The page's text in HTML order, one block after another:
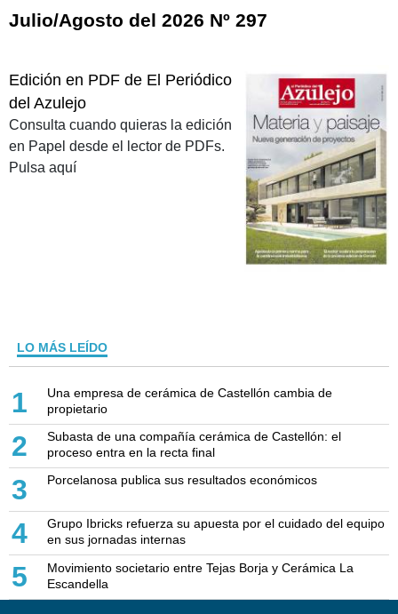
Julio/Agosto del 2026 Nº 297
Edición en PDF de El Periódico
del Azulejo
Consulta cuando quieras la edición
en Papel desde el lector de PDFs.
Pulsa aquí
LO MÁS LEÍDO
1
Una empresa de cerámica de Castellón cambia de
propietario
2
Subasta de una compañía cerámica de Castellón: el
proceso entra en la recta final
3 Porcelanosa publica sus resultados económicos
4
Grupo Ibricks refuerza su apuesta por el cuidado del equipo
en sus jornadas internas
5
Movimiento societario entre Tejas Borja y Cerámica La
Escandella